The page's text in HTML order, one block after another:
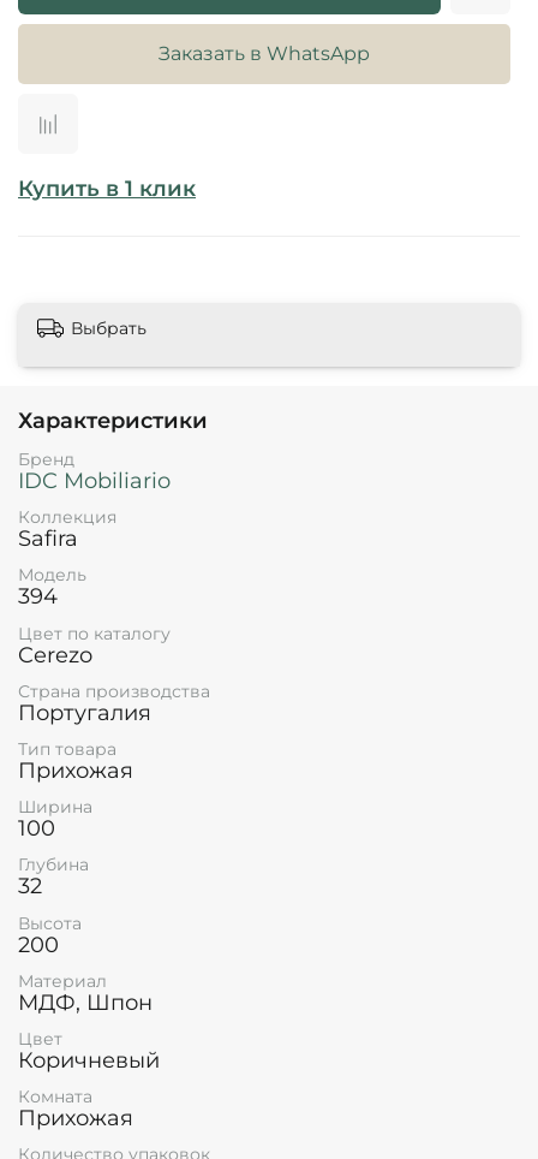
Заказать в WhatsApp
Купить в 1 клик
Выбрать
Характеристики
Бренд
IDC Mobiliario
Коллекция
Safira
Модель
394
Цвет по каталогу
Cerezo
Страна производства
Португалия
Тип товара
Прихожая
Ширина
100
Глубина
32
Высота
200
Материал
МДФ, Шпон
Цвет
Коричневый
Комната
Прихожая
Количество упаковок